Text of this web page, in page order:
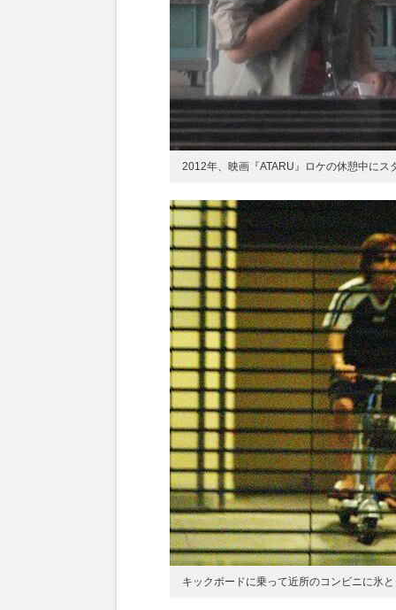
2012年、映画『ATARU』ロケの休憩中に
キックボードに乗って近所のコンビニに氷